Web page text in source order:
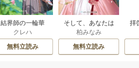
結界師の一輪華
クレハ
無料立読み
そして、あなたは
私を捨てる
柏みなみ
無料立読み
拝